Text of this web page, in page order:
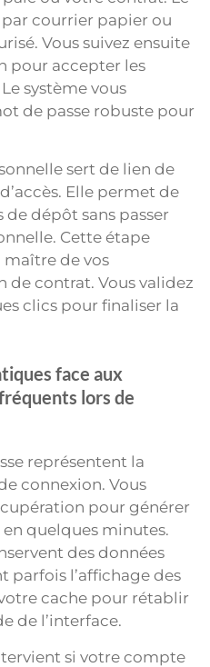
courrier papier ou
Vous suivez ensuite
pour accepter les
système vous
de passe robuste pour
sert de lien de
Elle permet de
dépôt sans passer
Cette étape
maître de vos
de contrat. Vous validez
clics pour finaliser la
face aux
lors de
représentent la
connexion. Vous
pour générer
en quelques minutes.
des données
parfois l’affichage des
cache pour rétablir
de l’interface.
si votre compte